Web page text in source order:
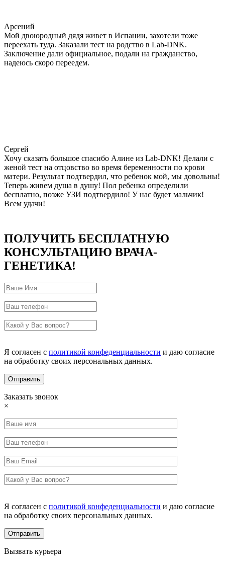
Арсений
Мой двоюродный дядя живет в Испании, захотели тоже
переехать туда. Заказали тест на родство в Lab-DNK.
Заключение дали официальное, подали на гражданство,
надеюсь скоро переедем.
Сергей
Хочу сказать большое спасибо Алине из Lab-DNK! Делали с
женой тест на отцовство во время беременности по крови
матери. Результат подтвердил, что ребенок мой, мы довольны!
Теперь живем душа в душу! Пол ребенка определили
бесплатно, позже УЗИ подтвердило! У нас будет мальчик!
Всем удачи!
ПОЛУЧИТЬ БЕСПЛАТНУЮ
КОНСУЛЬТАЦИЮ ВРАЧА-
ГЕНЕТИКА!
Я согласен с политикой конфеденциальности и даю согласие
на обработку своих персональных данных.
Заказать звонок
×
Я согласен с политикой конфеденциальности и даю согласие
на обработку своих персональных данных.
Вызвать курьера